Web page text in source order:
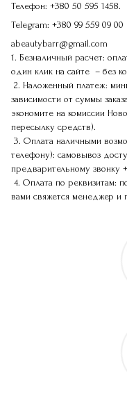
Телефон: +380 50 595 1458.
Telegram: +380 99 559 09 00
abeautybarr@gmail.com
1. Безналичный расчет:
один клик на сайте – без
2. Наложенный платеж:
зависимости от суммы
экономите на комиссии
пересылку средств).
3. Оплата наличными
телефону): самовывоз
предварительному звонку
4. Оплата по реквизитам:
вами свяжется менеджер и